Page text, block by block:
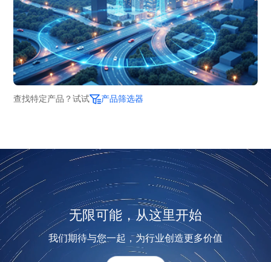
查找特定产品？试试 产品筛选器
无限可能，从这里开始
我们期待与您一起，为行业创造更多价值